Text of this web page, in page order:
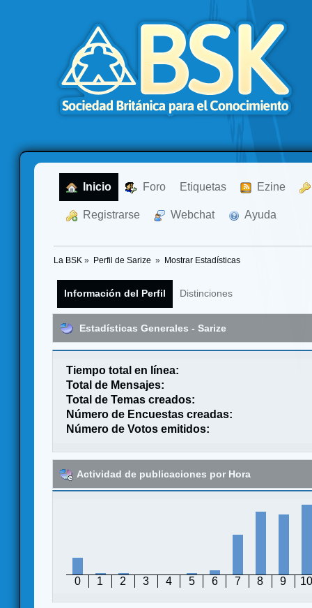
Inicio Foro Etiquetas Ezine
Registrarse Webchat Ayuda
La BSK » Perfil de Sarize » Mostrar Estadísticas
Información del Perfil Distinciones
Estadísticas Generales - Sarize
Tiempo total en línea:
Total de Mensajes:
Total de Temas creados:
Número de Encuestas creadas:
Número de Votos emitidos:
Actividad de publicaciones por Hora
0 1 2 3 4 5 6 7 8 9 10